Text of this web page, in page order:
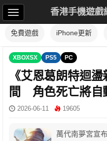
香港手機遊
免費遊戲 iPhone更新
XBOXSX PS5 PC
《艾恩葛朗特迴
間 角色死亡將自
2026-06-11 19605
萬代南夢宮宣